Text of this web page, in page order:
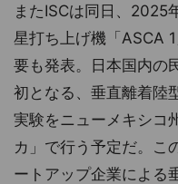
またISCは同日、2025
星打ち上げ機「ASCA
要も発表。日本国内の
初となる、垂直離着陸
実験をニューメキシコ
カ」で行う予定だ。こ
ートアップ企業による